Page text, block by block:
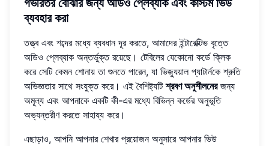
ব্যবহার করা
তত্ত্ব এবং শব্দের মধ্যে ব্যবধান দূর করতে, আমাদের ইন্টারেক্টিভ বৃত্তে
অডিও প্লেব্যাক অন্তর্ভুক্ত রয়েছে। টেবিলের যেকোনো কর্ডে ক্লিক
করে সেটি কেমন শোনায় তা শুনতে পারেন, যা ভিজ্যুয়াল প্যাটার্নকে শ্রুতি
অভিজ্ঞতার সাথে সংযুক্ত করে। এই বৈশিষ্ট্যটিশ্রবণ অনুশীলনেরজন্য
অমূল্য এবং আপনাকে একটি কী-এর মধ্যে বিভিন্ন কর্ডের অনুভূতি
অভ্যন্তরীণ করতে সাহায্য করে।
এছাড়াও, আপনি আপনার শেখার প্রয়োজন অনুসারে আপনার ভিউ